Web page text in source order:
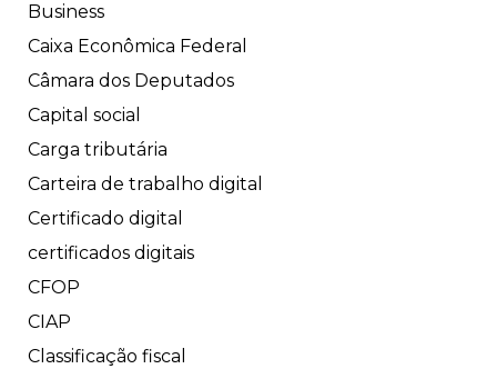
Business
Caixa Econômica Federal
Câmara dos Deputados
Capital social
Carga tributária
Carteira de trabalho digital
Certificado digital
certificados digitais
CFOP
CIAP
Classificação fiscal